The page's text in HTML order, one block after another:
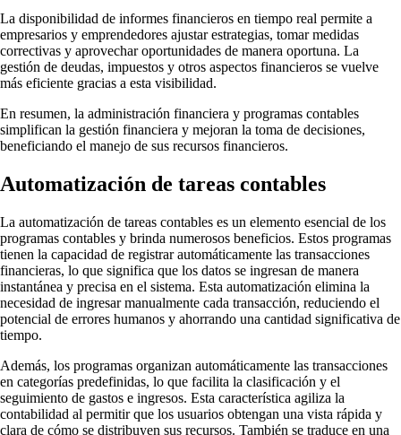
La disponibilidad de informes financieros en tiempo real permite a
empresarios y emprendedores ajustar estrategias, tomar medidas
correctivas y aprovechar oportunidades de manera oportuna. La
gestión de deudas, impuestos y otros aspectos financieros se vuelve
más eficiente gracias a esta visibilidad.
En resumen, la administración financiera y programas contables
simplifican la gestión financiera y mejoran la toma de decisiones,
beneficiando el manejo de sus recursos financieros.
Automatización de tareas contables
La automatización de tareas contables es un elemento esencial de los
programas contables y brinda numerosos beneficios. Estos programas
tienen la capacidad de registrar automáticamente las transacciones
financieras, lo que significa que los datos se ingresan de manera
instantánea y precisa en el sistema. Esta automatización elimina la
necesidad de ingresar manualmente cada transacción, reduciendo el
potencial de errores humanos y ahorrando una cantidad significativa de
tiempo.
Además, los programas organizan automáticamente las transacciones
en categorías predefinidas, lo que facilita la clasificación y el
seguimiento de gastos e ingresos. Esta característica agiliza la
contabilidad al permitir que los usuarios obtengan una vista rápida y
clara de cómo se distribuyen sus recursos. También se traduce en una